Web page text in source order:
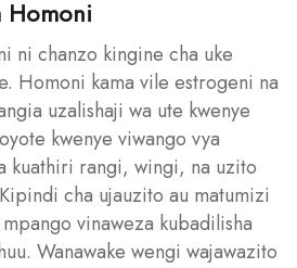
Homoni
ni chanzo kingine cha uke
Homoni kama vile estrogeni na
uzalishaji wa ute kwenye
kwenye viwango vya
kuathiri rangi, wingi, na uzito
cha ujauzito au matumizi
vinaweza kubadilisha
Wanawake wengi wajawazito